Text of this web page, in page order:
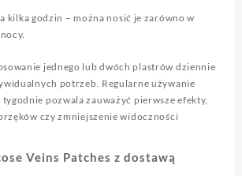
kilka godzin – można nosić je zarówno w
jednego lub dwóch plastrów dziennie
potrzeb. Regularne używanie
pozwala zauważyć pierwsze efekty,
czy zmniejszenie widoczności
Veins Patches z dostawą